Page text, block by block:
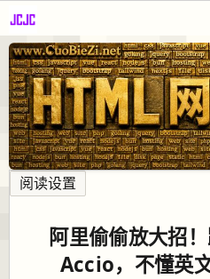
阅读设置
阿里偷偷放大招
Accio，不懂英